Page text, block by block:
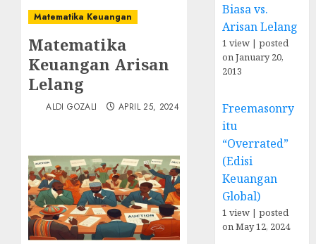
Matematika Keuangan
Matematika
Keuangan Arisan
Lelang
ALDI GOZALI APRIL 25, 2024
Biasa vs.
Arisan Lelang
1 view |posted
on January 20,
2013
Freemasonry
itu
“Overrated”
(Edisi
Keuangan
Global)
1 view |posted
on May 12, 2024